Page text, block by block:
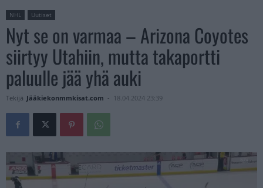
NHL Uutiset
Nyt se on varmaa – Arizona Coyotes
siirtyy Utahiin, mutta takaportti
paluulle jää yhä auki
Tekijä Jääkiekonmmkisat.com - 18.04.2024 23:39